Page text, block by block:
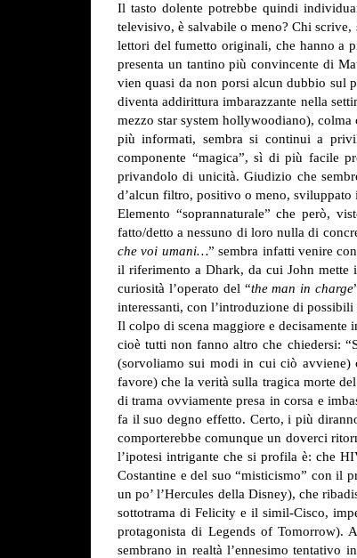
Il tasto dolente potrebbe quindi
televisivo, è salvabile o meno? Chi
lettori del fumetto originali, che hanno a
presenta un tantino più convincente di
vien quasi da non porsi alcun dubbio sul
diventa addirittura imbarazzante nella
mezzo star system hollywoodiano), colma
più informati, sembra si continui a
componente “magica”, sì di più facile
privandolo di unicità. Giudizio che
d’alcun filtro, positivo o meno, sviluppato
Elemento “soprannaturale” che però,
fatto/detto a nessuno di loro nulla di
che voi umani…” sembra infatti venire
il riferimento a Dhark, da cui John mette
curiosità l’operato del “the man in charge
interessanti, con l’introduzione di
Il colpo di scena maggiore e decisamente
cioè tutti non fanno altro che chiedersi:
(sorvoliamo sui modi in cui ciò avviene)
favore) che la verità sulla tragica morte
di trama ovviamente presa in corsa e
fa il suo degno effetto. Certo, i più
comporterebbe comunque un doverci
l’ipotesi intrigante che si profila è: che
Costantine e del suo “misticismo” con il
un po’ l’Hercules della Disney), che
sottotrama di Felicity e il simil-Cisco,
protagonista di Legends of Tomorrow).
sembrano in realtà l’ennesimo tentativo